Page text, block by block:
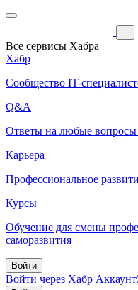
Все сервисы Хабра
Хабр
Сообщество IT-
Q&A
Ответы на любые
Карьера
Профессиональное
Курсы
Обучение для смены
саморазвития
Войти
Войти через Хабр Аккаунт